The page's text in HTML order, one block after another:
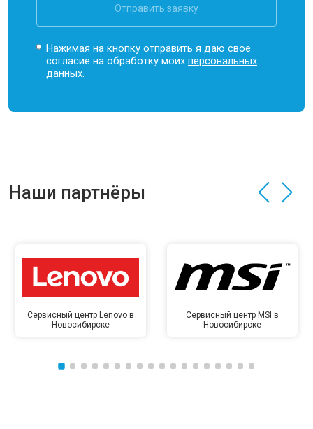
Отправить заявку
Нажимая на кнопку отправить я даю свое
согласие на обработку моихперсональных
данных.
Наши партнёры
Сервисный центр Lenovo в
Новосибирске
Сервисный центр MSI в
Новосибирске